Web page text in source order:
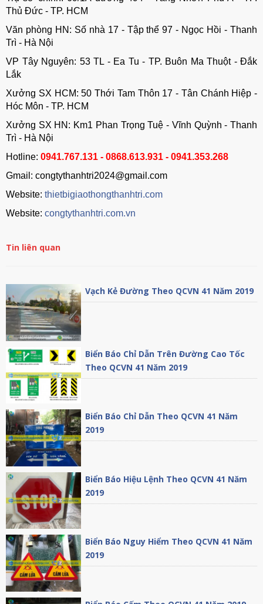
Thủ Đức - TP. HCM
Văn phòng HN: Số nhà 17 - Tập thể 97 - Ngọc Hồi - Thanh
Trì - Hà Nội
VP Tây Nguyên: 53 TL - Ea Tu - TP. Buôn Ma Thuột - Đắk
Lắk
Xưởng SX HCM: 50 Thới Tam Thôn 17 - Tân Chánh Hiệp -
Hóc Môn - TP. HCM
Xưởng SX HN: Km1 Phan Trọng Tuệ - Vĩnh Quỳnh - Thanh
Trì - Hà Nội
Hotline: 0941.767.131 - 0868.613.931 - 0941.353.268
Gmail: congtythanhtri2024@gmail.com
Website: thietbigiaothongthanhtri.com
Website: congtythanhtri.com.vn
Tin liên quan
Vạch Kẻ Đường Theo QCVN 41 Năm 2019
Biển Báo Chỉ Dẫn Trên Đường Cao Tốc
Theo QCVN 41 Năm 2019
Biển Báo Chỉ Dẫn Theo QCVN 41 Năm
2019
Biển Báo Hiệu Lệnh Theo QCVN 41 Năm
2019
Biển Báo Nguy Hiểm Theo QCVN 41 Năm
2019